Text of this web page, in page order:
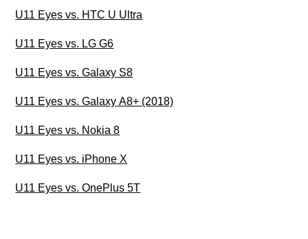
U11 Eyes vs. HTC U Ultra
U11 Eyes vs. LG G6
U11 Eyes vs. Galaxy S8
U11 Eyes vs. Galaxy A8+ (2018)
U11 Eyes vs. Nokia 8
U11 Eyes vs. iPhone X
U11 Eyes vs. OnePlus 5T